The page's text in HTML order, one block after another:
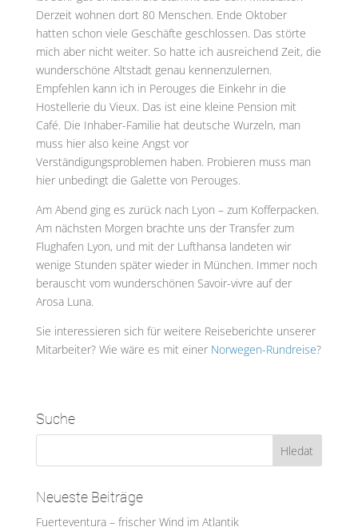
Derzeit wohnen dort 80 Menschen. Ende Oktober
hatten schon viele Geschäfte geschlossen. Das störte
mich aber nicht weiter. So hatte ich ausreichend Zeit, die
wunderschöne Altstadt genau kennenzulernen.
Empfehlen kann ich in Perouges die Einkehr in die
Hostellerie du Vieux. Das ist eine kleine Pension mit
Café. Die Inhaber-Familie hat deutsche Wurzeln, man
muss hier also keine Angst vor
Verständigungsproblemen haben. Probieren muss man
hier unbedingt die Galette von Perouges.
Am Abend ging es zurück nach Lyon – zum Kofferpacken.
Am nächsten Morgen brachte uns der Transfer zum
Flughafen Lyon, und mit der Lufthansa landeten wir
wenige Stunden später wieder in München. Immer noch
berauscht vom wunderschönen Savoir-vivre auf der
Arosa Luna.
Sie interessieren sich für weitere Reiseberichte unserer
Mitarbeiter? Wie wäre es mit einer Norwegen-Rundreise?
Suche
Neueste Beiträge
Fuerteventura – frischer Wind im Atlantik